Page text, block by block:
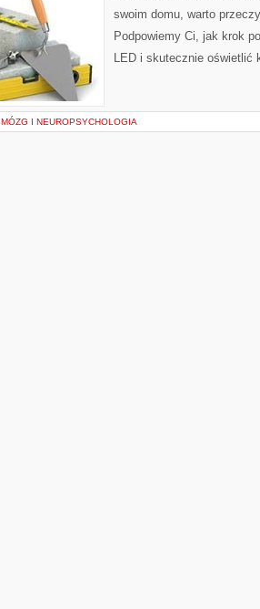
swoim domu, warto
Podpowiemy Ci, jak krok
LED i skutecznie oświetlić
MÓZG I NEUROPSYCHOLOGIA